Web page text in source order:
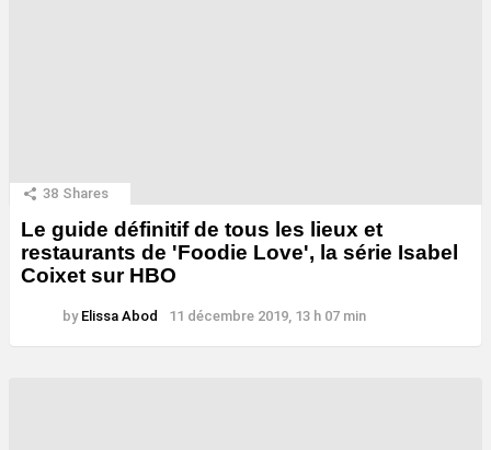
38 Shares
Le guide définitif de tous les lieux et
restaurants de 'Foodie Love', la série Isabel
Coixet sur HBO
by Elissa Abod 11 décembre 2019, 13 h 07 min